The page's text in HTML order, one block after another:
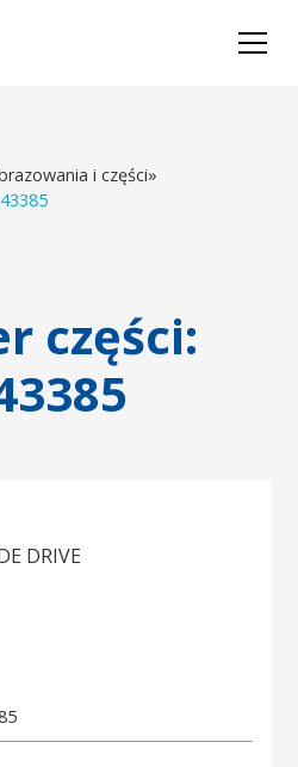
i części»
części:
DRIVE